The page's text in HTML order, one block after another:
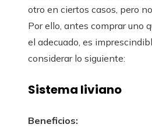
otro en ciertos casos, pero
Por ello, antes comprar uno
el adecuado, es
considerar lo siguiente:
Sistema liviano
Beneficios: